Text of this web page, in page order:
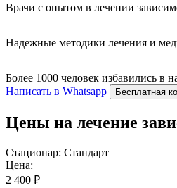
Врачи с опытом в лечении
Надежные методики лечения и
Более 1000 человек избавились в
Написать в Whatsapp
Бесплатная
Цены на лечение
Стационар: Стандарт
Цена:
2 400 ₽